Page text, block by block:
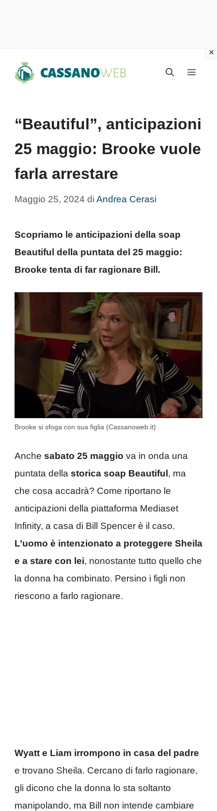
Menu
“Beautiful”, anticipazioni
25 maggio: Brooke vuole
farla arrestare
Maggio 25, 2024 di Andrea Cerasi
Scopriamo le anticipazioni della soap
Beautiful della puntata del 25 maggio:
Brooke tenta di far ragionare Bill.
Brooke si sfoga con sua figlia (Cassanoweb.it)
Anche sabato 25 maggio va in onda una
puntata della storica soap Beautiful , ma
che cosa accadrà? Come riportano le
anticipazioni della piattaforma Mediaset
Infinity, a casa di Bill Spencer è il caso.
L’uomo è intenzionato a proteggere Sheila
e a stare con lei, nonostante tutto quello che
la donna ha combinato. Persino i figli non
riescono a farlo ragionare.
Wyatt e Liam irrompono in casa del padre
e trovano Sheila. Cercano di farlo ragionare,
gli dicono che la donna lo sta soltanto
manipolando, ma Bill non intende cambiare